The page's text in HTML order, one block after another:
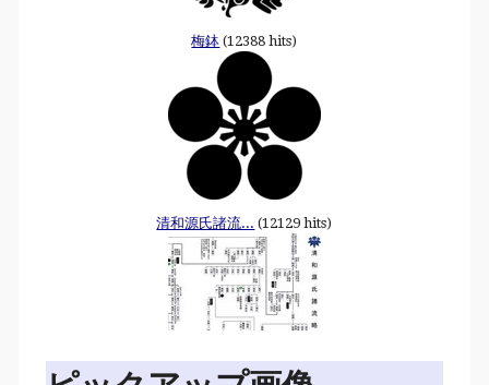
梅鉢 (12388 hits)
清和源氏諸流... (12129 hits)